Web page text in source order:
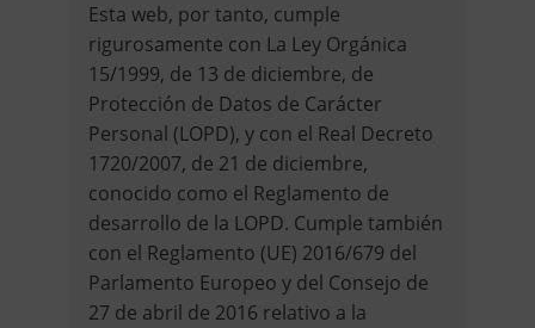
Esta web, por tanto, cumple
rigurosamente con La Ley Orgánica
15/1999, de 13 de diciembre, de
Protección de Datos de Carácter
Personal (LOPD), y con el Real Decreto
1720/2007, de 21 de diciembre,
conocido como el Reglamento de
desarrollo de la LOPD. Cumple también
con el Reglamento (UE) 2016/679 del
Parlamento Europeo y del Consejo de
27 de abril de 2016 relativo a la